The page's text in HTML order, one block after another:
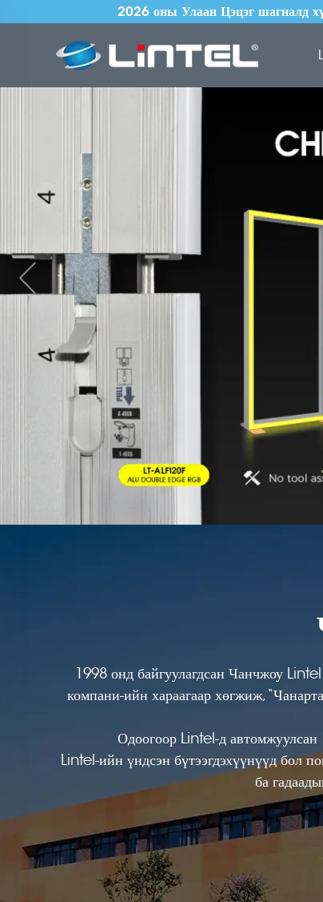
2026 оны Улаан Цэцэг шагналд
1998 онд байгуулагдсан Чанчжоу
компани-ийн хараагаар хөгжиж,
Одоогоор Lintel-д автомжуулсан
Lintel-ийн үндсэн бүтээгдэхүүнүүд бол
ба